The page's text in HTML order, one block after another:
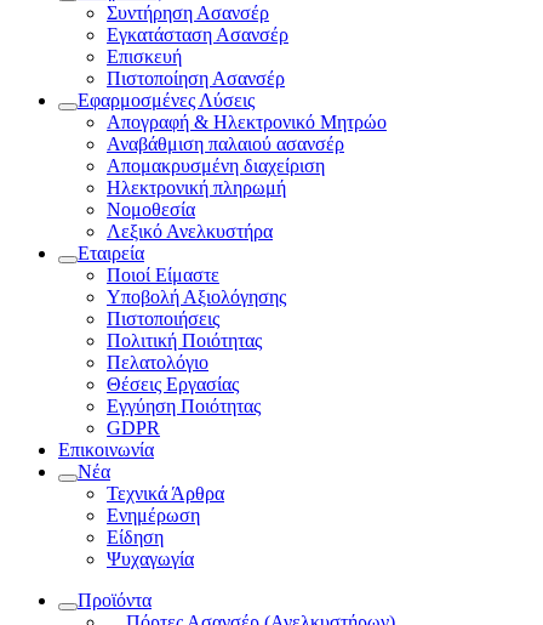
Συντήρηση Ασανσέρ
Εγκατάσταση Ασανσέρ
Επισκευή
Πιστοποίηση Ασανσέρ
Εφαρμοσμένες Λύσεις
Απογραφή & Ηλεκτρονικό Μητρώο
Αναβάθμιση παλαιού ασανσέρ
Απομακρυσμένη διαχείριση
Ηλεκτρονική πληρωμή
Νομοθεσία
Λεξικό Ανελκυστήρα
Εταιρεία
Ποιοί Είμαστε
Υποβολή Αξιολόγησης
Πιστοποιήσεις
Πολιτική Ποιότητας
Πελατολόγιο
Θέσεις Εργασίας
Εγγύηση Ποιότητας
GDPR
Επικοινωνία
Νέα
Τεχνικά Άρθρα
Ενημέρωση
Είδηση
Ψυχαγωγία
Προϊόντα